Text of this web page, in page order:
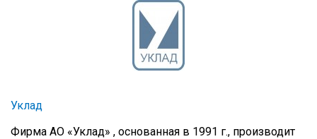
Уклад
Фирма АО «Уклад» , основанная в 1991 г., производит